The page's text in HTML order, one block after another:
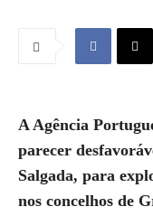
A Agência
parecer
Salgada, para
nos concelhos de